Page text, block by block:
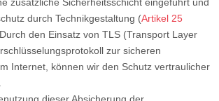
zusätzliche Sicherheitsschicht eingeführt und
durch Technikgestaltung (Artikel 25
den Einsatz von TLS (Transport Layer
zur sicheren
Internet, können wir den Schutz vertraulicher